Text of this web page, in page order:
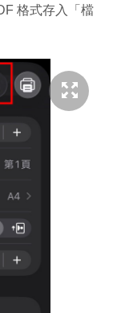
格式存入「檔